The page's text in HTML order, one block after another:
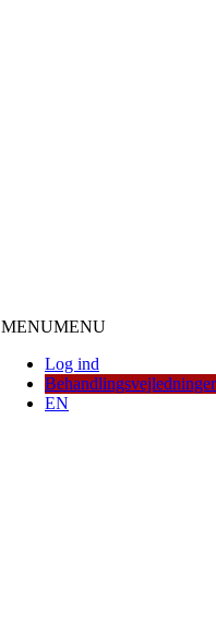
MENUMENU
Log ind
Behandlingsvejledninger
EN